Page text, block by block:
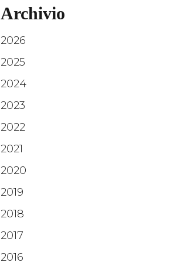
Archivio
2026
2025
2024
2023
2022
2021
2020
2019
2018
2017
2016